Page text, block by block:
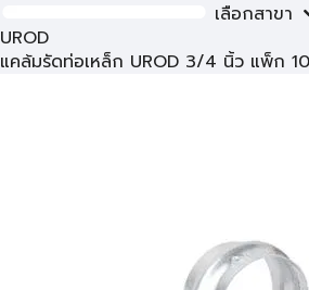
เลือกสาขา
UROD
แคล้มรัดท่อเหล็ก UROD 3/4 นิ้ว แพ็ก